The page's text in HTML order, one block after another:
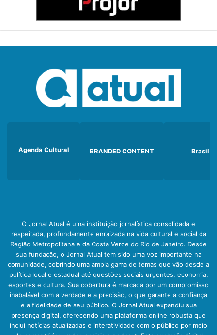
Agenda Cultural BRANDED CONTENT Brasil
O Jornal Atual é uma instituição jornalística consolidada e
respeitada, profundamente enraizada na vida cultural e social da
Região Metropolitana e da Costa Verde do Rio de Janeiro. Desde
sua fundação, o Jornal Atual tem sido uma voz importante na
comunidade, cobrindo uma ampla gama de temas que vão desde a
política local e estadual até questões sociais urgentes, economia,
esportes e cultura. Sua cobertura é marcada por um compromisso
inabalável com a verdade e a precisão, o que garante a confiança
e a fidelidade de seu público. O Jornal Atual expandiu sua
presença digital, oferecendo uma plataforma online robusta que
inclui notícias atualizadas e interatividade com o público por meio